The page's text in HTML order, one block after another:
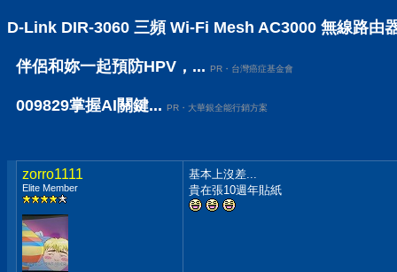
D-Link DIR-3060 三頻 Wi-Fi Mesh AC3000 無線路由
伴侶和妳一起預防HPV，... PR・台灣癌症基金會
009829掌握AI關鍵... PR・大華銀全能行銷方案
zorro1111
Elite Member
基本上沒差...
貴在張10週年貼紙